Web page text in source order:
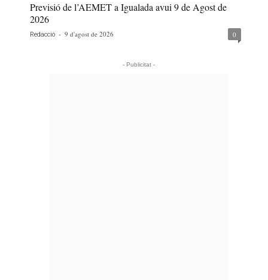
Previsió de l’AEMET a Igualada avui 9 de Agost de
2026
Redacció - 9 d'agost de 2026 0
- Publicitat -